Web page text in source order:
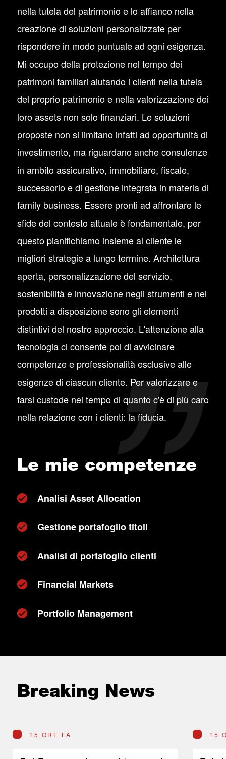
nella tutela del patrimonio e lo affianco nella
creazione di soluzioni personalizzate per
rispondere in modo puntuale ad ogni esigenza.
Mi occupo della protezione nel tempo dei
patrimoni familiari aiutando i clienti nella tutela
del proprio patrimonio e nella valorizzazione dei
loro assets non solo finanziari. Le soluzioni
proposte non si limitano infatti ad opportunità di
investimento, ma riguardano anche consulenze
in ambito assicurativo, immobiliare, fiscale,
successorio e di gestione integrata in materia di
family business. Essere pronti ad affrontare le
sfide del contesto attuale è fondamentale, per
questo pianifichiamo insieme al cliente le
migliori strategie a lungo termine. Architettura
aperta, personalizzazione del servizio,
sostenibilità e innovazione negli strumenti e nei
prodotti a disposizione sono gli elementi
distintivi del nostro approccio. L'attenzione alla
tecnologia ci consente poi di avvicinare
competenze e professionalità esclusive alle
esigenze di ciascun cliente. Per valorizzare e
farsi custode nel tempo di quanto c'è di più caro
nella relazione con i clienti: la fiducia.
Le mie competenze
Analisi Asset Allocation
Gestione portafoglio titoli
Analisi di portafoglio clienti
Financial Markets
Portfolio Management
Breaking News
15 ORE FA 15